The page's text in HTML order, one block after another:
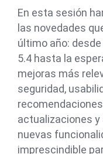
En esta sesión
las novedades
último año: desde
5.4 hasta la
mejoras más
seguridad,
actualizaciones y
nuevas
imprescindible